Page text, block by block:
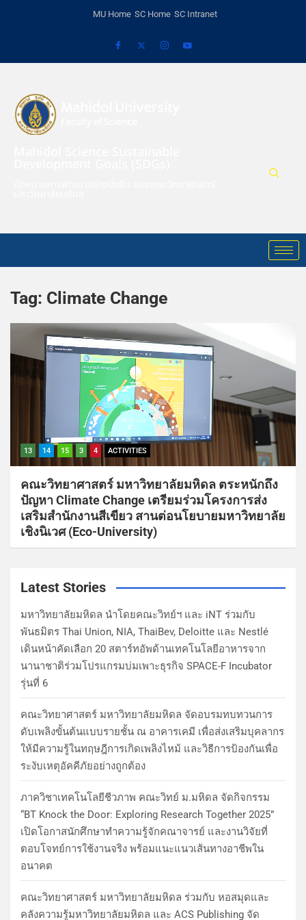
MU Home SC Home SC Intranet
Tag: Climate Change
13 14 15 3 4 ACTIVITIES
คณะวิทยาศาสตร์ มหาวิทยาลัยมหิดล ตระหนักถึง
ปัญหา Climate Change เตรียมร่วมโครงการส่ง
เสริมสำนักงานสีเขียว สานต่อนโยบายมหาวิทยาลัย
เชิงนิเวศ (Eco-University)
Latest Stories
มหาวิทยาลัยมหิดล นำโดยคณะวิทย์ฯ และ iNT ร่วมกับ
พันธมิตร Thai Union, NIA, ThaiBev, Deloitte และ Nestlé
เดินหน้าคัดเลือก 20 สตาร์ทอัพด้านเทคโนโลยีอาหารจาก
นานาชาติร่วมโปรแกรมบ่มเพาะธุรกิจ SPACE-F Incubator
รุ่นที่ 6
คณะวิทยาศาสตร์ มหาวิทยาลัยมหิดล จัดอบรมทบทวนการ
ดับเพลิงขั้นต้นแบบรายชั้น ณ อาคารเคมี เพื่อส่งเสริมบุคลากร
ให้มีความรู้ในทฤษฎีการเกิดเพลิงไหม้ และวิธีการป้องกันเพื่อ
ระงับเหตุอัคคีภัยอย่างถูกต้อง
ภาควิชาเทคโนโลยีชีวภาพ คณะวิทย์ ม.มหิดล จัดกิจกรรม
“BT Knock the Door: Exploring Research Together 2025”
เปิดโอกาสนักศึกษาทำความรู้จักคณาจารย์ และงานวิจัยที่
ตอบโจทย์การใช้งานจริง พร้อมแนะแนวเส้นทางอาชีพใน
อนาคต
คณะวิทยาศาสตร์ มหาวิทยาลัยมหิดล ร่วมกับ หอสมุดและ
คลังความรู้มหาวิทยาลัยมหิดล และ ACS Publishing จัด